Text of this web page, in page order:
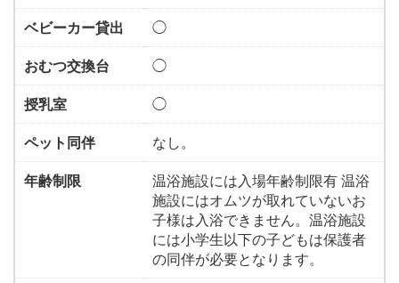
ベビーカー貸出
◯
おむつ交換台
◯
授乳室
◯
ペット同伴
なし。
年齢制限
温浴施設には入場年齢制限有 温浴
施設にはオムツが取れていないお
子様は入浴できません。温浴施設
には小学生以下の子どもは保護者
の同伴が必要となります。